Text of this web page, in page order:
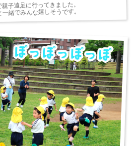
子遠足に行ってきました。
緒でみんな嬉しそうです。